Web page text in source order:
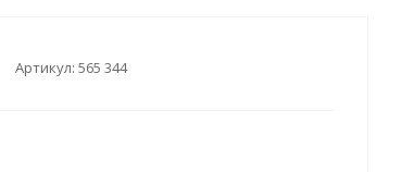
Артикул: 565 344